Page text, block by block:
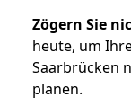
Zögern Sie
heute, um
Saarbrücken
planen.